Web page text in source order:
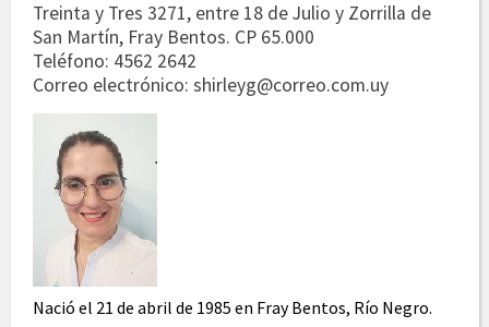
Treinta y Tres 3271, entre 18 de Julio y Zorrilla de
San Martín, Fray Bentos. CP 65.000
Teléfono: 4562 2642
Correo electrónico: shirleyg@correo.com.uy
Nació el 21 de abril de 1985 en Fray Bentos, Río Negro.